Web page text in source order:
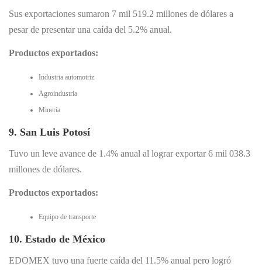
Sus exportaciones sumaron 7 mil 519.2 millones de dólares a
pesar de presentar una caída del 5.2% anual.
Productos exportados:
Industria automotriz
Agroindustria
Minería
9. San Luis Potosí
Tuvo un leve avance de 1.4% anual al lograr exportar 6 mil 038.3
millones de dólares.
Productos exportados:
Equipo de transporte
10. Estado de México
EDOMEX tuvo una fuerte caída del 11.5% anual pero logró